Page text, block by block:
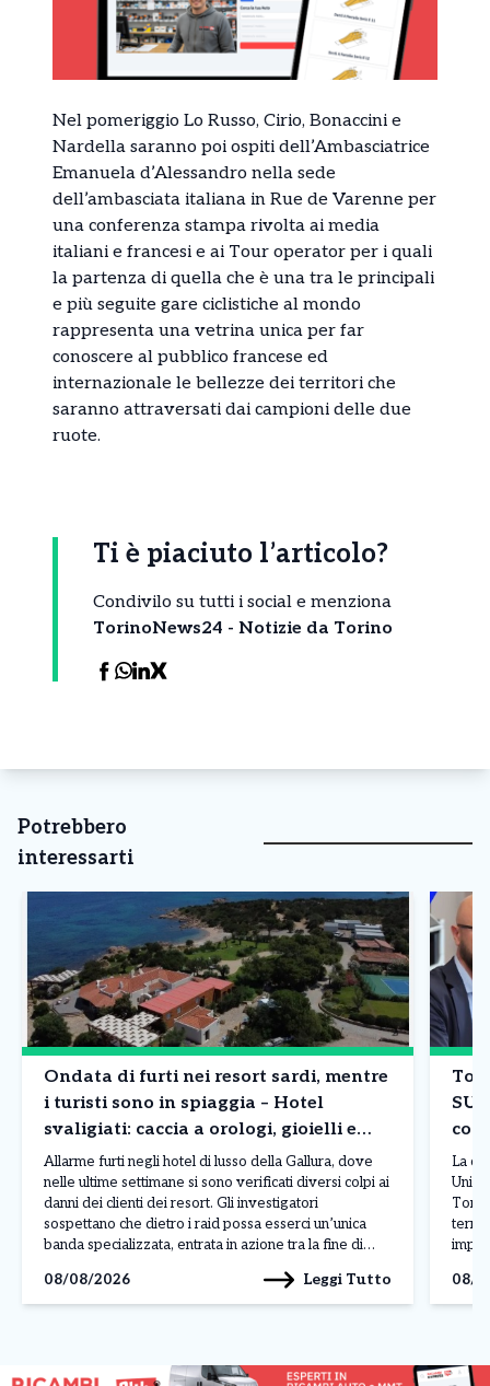
Nel pomeriggio Lo Russo, Cirio, Bonaccini e
Nardella saranno poi ospiti dell’Ambasciatrice
Emanuela d’Alessandro nella sede
dell’ambasciata italiana in Rue de Varenne per
una conferenza stampa rivolta ai media
italiani e francesi e ai Tour operator per i quali
la partenza di quella che è una tra le principali
e più seguite gare ciclistiche al mondo
rappresenta una vetrina unica per far
conoscere al pubblico francese ed
internazionale le bellezze dei territori che
saranno attraversati dai campioni delle due
ruote.
Ti è piaciuto l’articolo?
Condivilo su tutti i social e menziona
TorinoNews24 - Notizie da Torino
Potrebbero
interessarti
Ondata di furti nei resort sardi, mentre
i turisti sono in spiaggia – Hotel
svaligiati: caccia a orologi, gioielli e
borse
Allarme furti negli hotel di lusso della Gallura, dove
nelle ultime settimane si sono verificati diversi colpi ai
danni dei clienti dei resort. Gli investigatori
sospettano che dietro i raid possa esserci un’unica
banda specializzata, entrata in azione tra la fine di
della costa sarda. L’ultimo […]
08/08/2026 Leggi Tutto
La
08/